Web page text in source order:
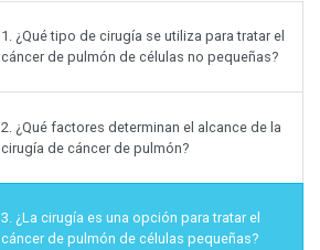
1.¿Qué tipo de cirugía se utiliza para tratar el
cáncer de pulmón de células no pequeñas?
2. ¿Qué factores determinan el alcance de la
cirugía de cáncer de pulmón?
3.¿La cirugía es una opción para tratar el
cáncer de pulmón de células pequeñas?